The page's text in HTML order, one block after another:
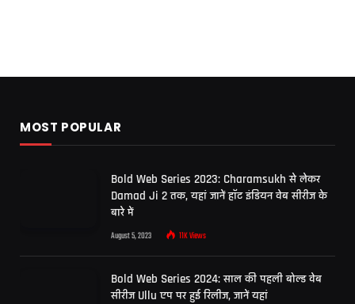
MOST POPULAR
Bold Web Series 2023: Charamsukh से लेकर
Damad Ji 2 तक, यहां जानें हॉट इंडियन वेब सीरीज के
बारे में
August 5, 2023 11KViews
Bold Web Series 2024: साल की पहली बोल्ड वेब
सीरीज Ullu एप पर हुई रिलीज, जानें यहां